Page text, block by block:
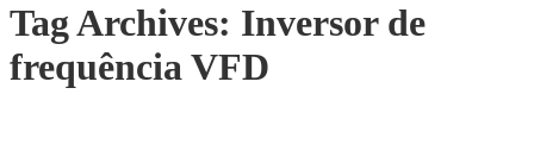
Tag Archives: Inversor de
frequência VFD